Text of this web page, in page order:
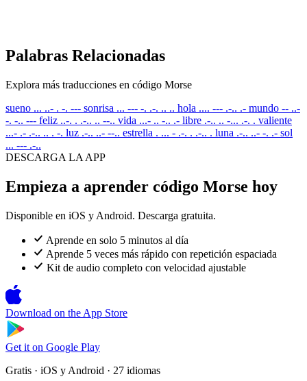
Palabras Relacionadas
Explora más traducciones en código Morse
sueno ... ..- . -. --- sonrisa ... --- -. .-. .. .. hola .... --- .-.. .- mundo -- ..-
-. -.. --- feliz ..-. . .-.. .. --.. vida ...- .. -.. .- libre .-.. .. -... .-. . valiente
...- .- .-.. .. . -. luz .-.. ..- --.. estrella . ... - .-. . .-.. . luna .-.. ..- -. .- sol
... --- .-..
DESCARGA LA APP
Empieza a aprender código Morse hoy
Disponible en iOS y Android. Descarga gratuita.
Aprende en solo 5 minutos al día
Aprende 5 veces más rápido con repetición espaciada
Kit de audio completo con velocidad ajustable
Download on the App Store
Get it on Google Play
Gratis · iOS y Android · 27 idiomas